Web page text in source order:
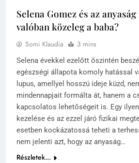
Selena Gomez és az
valóban közeleg a baba?
Somi Klaudia 3 mins
Selena évekkel ezelőtt őszintén
egészségi állapota komoly hatással
lupus, amellyel hosszú ideje küzd,
mindennapjait formálta át, hanem a
kapcsolatos lehetőségeit is. Egy
kezelése és az ezzel járó fizikai
esetben kockázatossá teheti a
nem jelenti azt, hogy az anyaság…
Részletek...